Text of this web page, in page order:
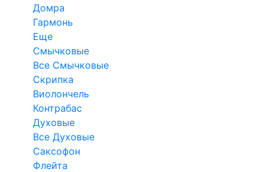
Домра
Гармонь
Еще
Смычковые
Все Смычковые
Скрипка
Виолончель
Контрабас
Духовые
Все Духовые
Саксофон
Флейта